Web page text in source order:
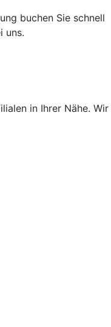
buchen Sie schnell
uns.
in Ihrer Nähe. Wir